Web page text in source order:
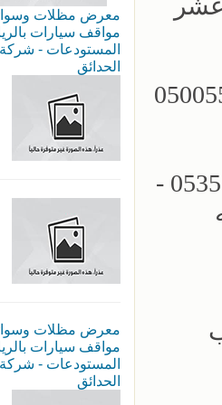
سيارات - سواتر الرياض - 0500559613
مؤسسة الاختيار الاول للمظلات السيارات - تركيب برجولات الحدائق - 0535553929 -
معرض مظلات
المستودعات -
الحدائق
معرض مظلات
المستودعات -
الحدائق